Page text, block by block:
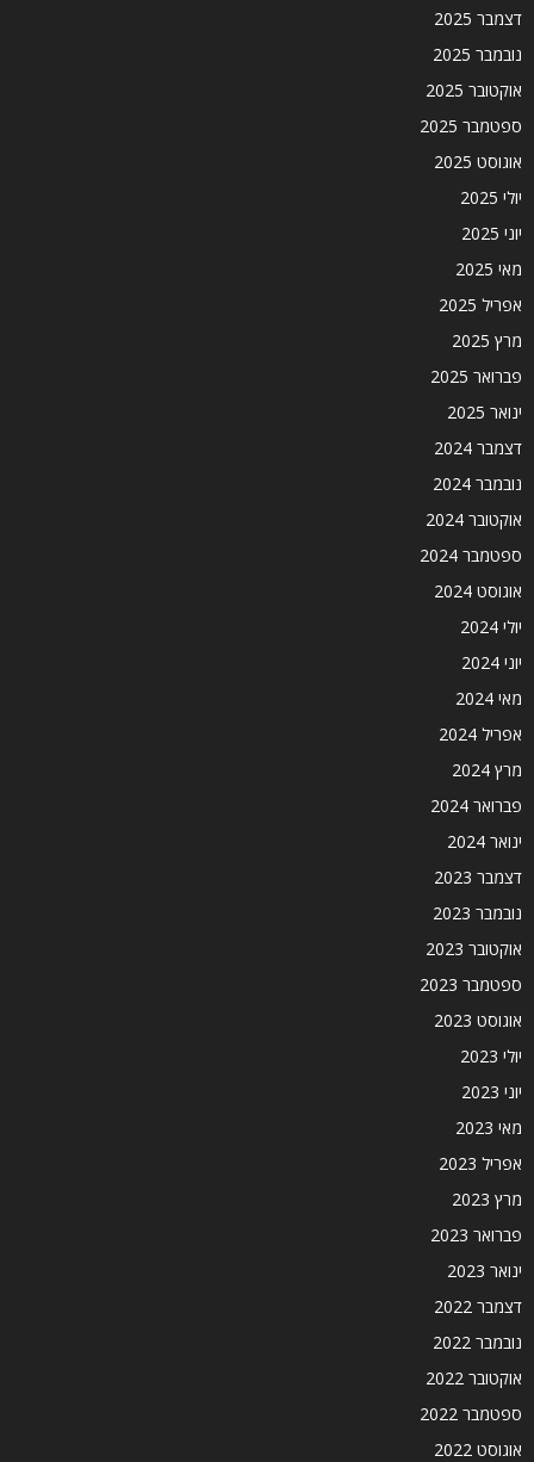
דצמבר 2025
נובמבר 2025
אוקטובר 2025
ספטמבר 2025
אוגוסט 2025
יולי 2025
יוני 2025
מאי 2025
אפריל 2025
מרץ 2025
פברואר 2025
ינואר 2025
דצמבר 2024
נובמבר 2024
אוקטובר 2024
ספטמבר 2024
אוגוסט 2024
יולי 2024
יוני 2024
מאי 2024
אפריל 2024
מרץ 2024
פברואר 2024
ינואר 2024
דצמבר 2023
נובמבר 2023
אוקטובר 2023
ספטמבר 2023
אוגוסט 2023
יולי 2023
יוני 2023
מאי 2023
אפריל 2023
מרץ 2023
פברואר 2023
ינואר 2023
דצמבר 2022
נובמבר 2022
אוקטובר 2022
ספטמבר 2022
אוגוסט 2022